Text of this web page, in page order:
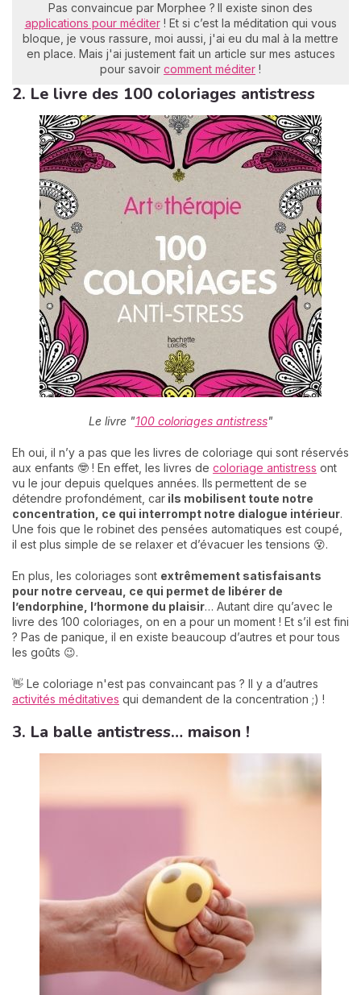
Pas convaincue par Morphee ? Il existe sinon des
applications pour méditer! Et si c’est la méditation qui vous
bloque, je vous rassure, moi aussi, j'ai eu du mal à la mettre
en place. Mais j'ai justement fait un article sur mes astuces
pour savoir comment méditer !
2. Le livre des 100 coloriages antistress
Le livre "100 coloriages antistress"
Eh oui, il n’y a pas que les livres de coloriage qui sont réservés
aux enfants 🤓 ! En effet, les livres de coloriage antistress ont
vu le jour depuis quelques années. Ils permettent de se
détendre profondément, car ils mobilisent toute notre
concentration, ce qui interrompt notre dialogue intérieur.
Une fois que le robinet des pensées automatiques est coupé,
il est plus simple de se relaxer et d’évacuer les tensions 😵.
En plus, les coloriages sont extrêmement satisfaisants
pour notre cerveau, ce qui permet de libérer de
l’endorphine, l’hormone du plaisir… Autant dire qu’avec le
livre des 100 coloriages, on en a pour un moment ! Et s’il est fini
? Pas de panique, il en existe beaucoup d’autres et pour tous
les goûts 😉.
👋 Le coloriage n'est pas convaincant pas ? Il y a d’autres
activités méditatives qui demandent de la concentration ;) !
3. La balle antistress… maison !